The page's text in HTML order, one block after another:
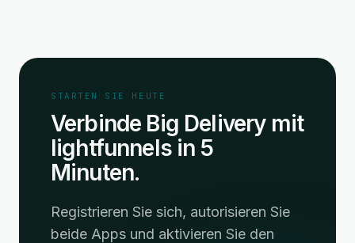
STARTEN SIE HEUTE
Verbinde Big Delivery mit
lightfunnels in 5
Minuten.
Registrieren Sie sich, autorisieren Sie
beide Apps und aktivieren Sie den